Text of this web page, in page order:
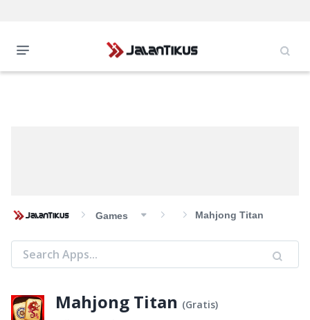
Games Mahjong Titan
Mahjong Titan (Gratis)